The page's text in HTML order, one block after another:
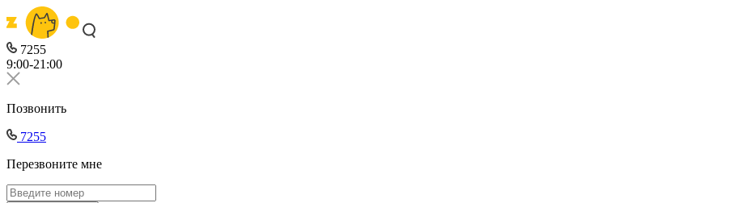
7255
9:00-21:00
Позвонить
7255
Перезвоните мне